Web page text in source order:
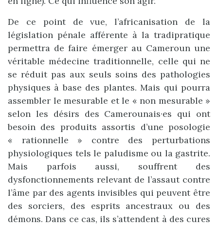
De ce point de vue, l’africanisation de la
législation pénale afférente à la tradipratique
permettra de faire émerger au Cameroun une
véritable médecine traditionnelle, celle qui ne
se réduit pas aux seuls soins des pathologies
physiques à base des plantes. Mais qui pourra
assembler le mesurable et le « non mesurable »
selon les désirs des Camerounais·es qui ont
besoin des produits assortis d’une posologie
« rationnelle » contre des perturbations
physiologiques tels le paludisme ou la gastrite.
Mais parfois aussi, souffrent des
dysfonctionnements relevant de l’assaut contre
l’âme par des agents invisibles qui peuvent être
des sorciers, des esprits ancestraux ou des
démons. Dans ce cas, ils s’attendent à des cures